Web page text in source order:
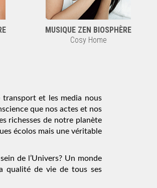
MUSIQUE ZEN BIOSPHÈRE
Cosy Home
transport et les media nous
que nos actes et nos
richesses de notre planète
écolos mais une véritable
de l’Univers? Un monde
qualité de vie de tous ses